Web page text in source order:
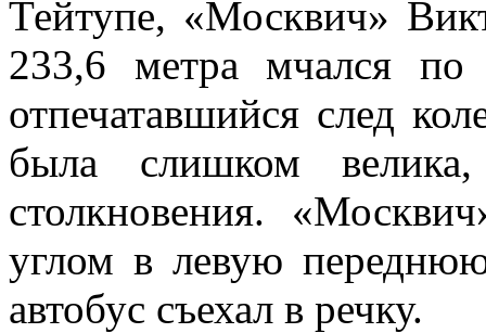
Тейтупе, «Москвич»
233,6 метра мчался
отпечатавшийся след
была слишком
столкновения.
углом в левую
автобус съехал в речку.